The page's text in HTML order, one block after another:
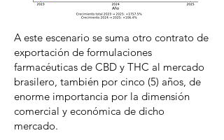
A este escenario se suma otro contrato de
exportación de formulaciones
farmacéuticas de CBD y THC al mercado
brasilero, también por cinco (5) años, de
enorme importancia por la dimensión
comercial y económica de dicho
mercado.